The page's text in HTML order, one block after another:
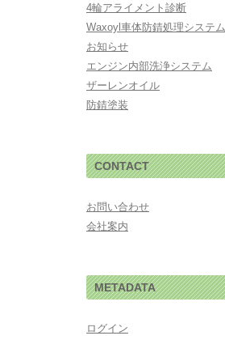
4輪アライメント診断
Waxoyl車体防錆処理システム
お知らせ
エンジン内部洗浄システム
ザーレンオイル
防錆塗装
CONTACT
お問い合わせ
会社案内
METADATA
ログイン